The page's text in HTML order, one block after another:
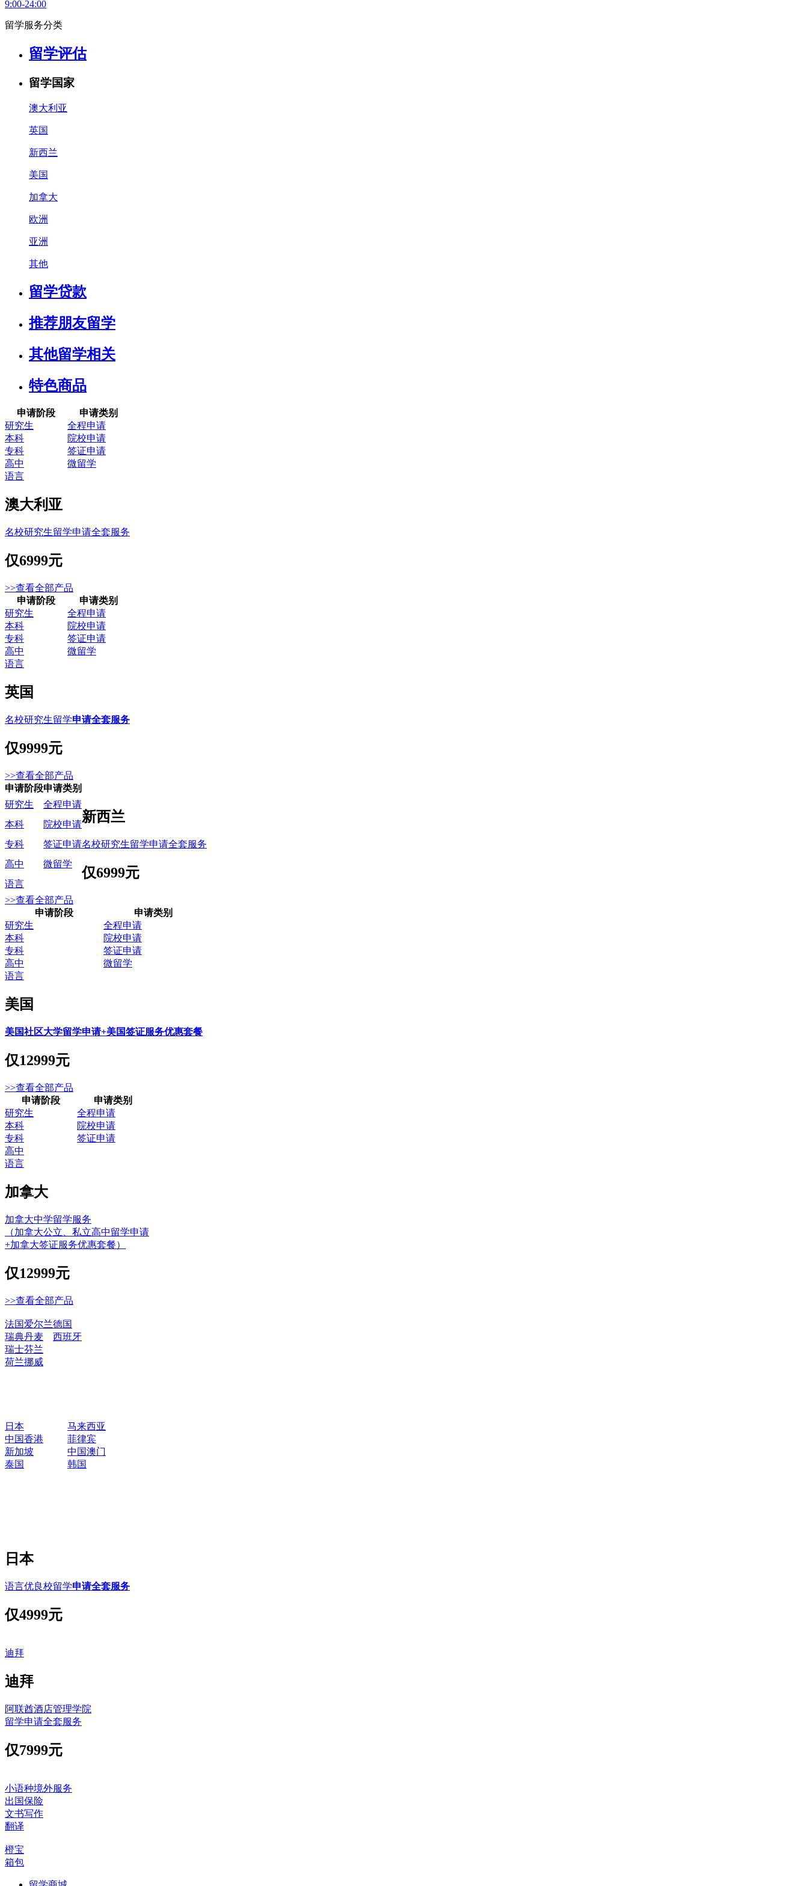
9:00-24:00
留学服务分类
留学评估
留学国家
澳大利亚
英国
新西兰
美国
加拿大
欧洲
亚洲
其他
留学贷款
推荐朋友留学
其他留学相关
特色商品
申请阶段
申请类别
研究生
全程申请
本科
院校申请
专科
签证申请
高中
微留学
语言
澳大利亚
名校研究生留学申请全套服务
仅6999元
>>查看全部产品
申请阶段
申请类别
研究生
全程申请
本科
院校申请
专科
签证申请
高中
微留学
语言
英国
名校研究生留学申请全套服务
仅9999元
>>查看全部产品
申请阶段申请类别
研究生
全程申请
新西兰
名校研究生留学申请全套服务
仅6999元
本科
院校申请
专科
签证申请
高中
微留学
语言
>>查看全部产品
申请阶段
申请类别
研究生
全程申请
本科
院校申请
专科
签证申请
高中
微留学
语言
美国
美国社区大学留学申请+美国签证服务优惠套餐
仅12999元
>>查看全部产品
申请阶段
申请类别
研究生
全程申请
本科
院校申请
专科
签证申请
高中
语言
加拿大
加拿大中学留学服务
（加拿大公立、私立高中留学申请
+加拿大签证服务优惠套餐）
仅12999元
>>查看全部产品
法国爱尔兰德国
瑞典丹麦
西班牙
瑞士芬兰
荷兰挪威
日本
马来西亚
中国香港
菲律宾
新加坡
中国澳门
泰国
韩国
日本
语言优良校留学申请全套服务
仅4999元
迪拜
迪拜
阿联酋酒店管理学院
留学申请全套服务
仅7999元
小语种境外服务
出国保险
文书写作
翻译
橙宝
箱包